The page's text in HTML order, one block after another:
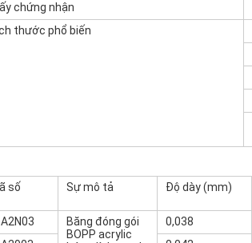
chứng nhận
thước phổ biến
số Sự mô tả Độ dày (mm)
Băng đóng gói
BOPP acrylic
0,038